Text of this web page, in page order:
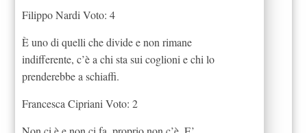
Filippo Nardi Voto: 4
È uno di quelli che divide e non rimane
indifferente, c’è a chi sta sui coglioni e chi lo
prenderebbe a schiaffi.
Francesca Cipriani Voto: 2